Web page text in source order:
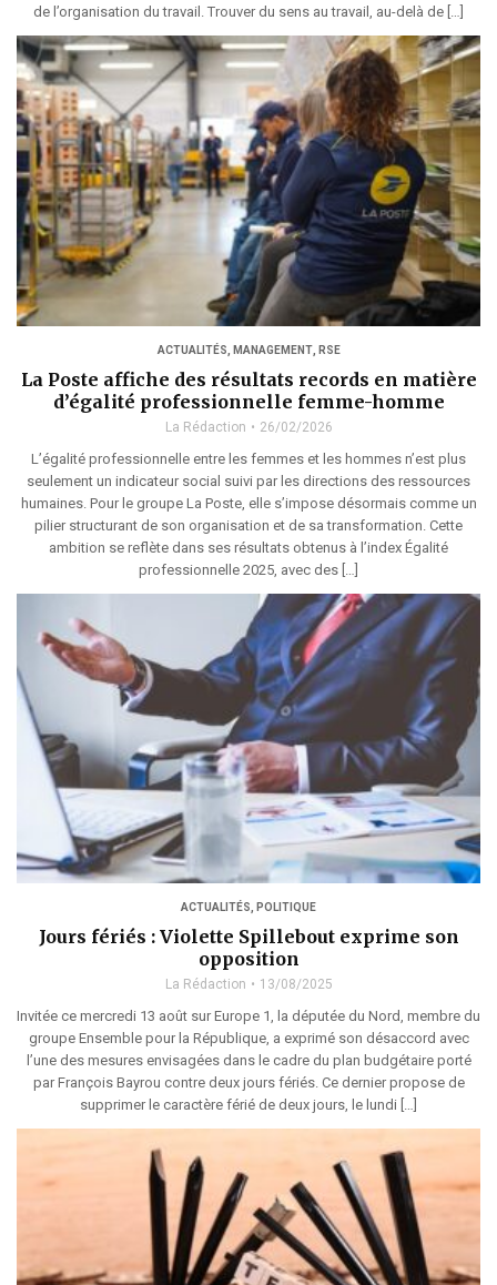
de l’organisation du travail. Trouver du sens au travail, au-delà de […]
ACTUALITÉS MANAGEMENT, RSE
La Poste affiche des résultats records en matière
d’égalité professionnelle femme-homme
La Rédaction 26/02/2026
L’égalité professionnelle entre les femmes et les hommes n’est plus
seulement un indicateur social suivi par les directions des ressources
humaines. Pour le groupe La Poste, elle s’impose désormais comme un
pilier structurant de son organisation et de sa transformation. Cette
ambition se reflète dans ses résultats obtenus à l’index Égalité
professionnelle 2025, avec des […]
ACTUALITÉS POLITIQUE
Jours fériés : Violette Spillebout exprime son
opposition
La Rédaction 13/08/2025
Invitée ce mercredi 13 août sur Europe 1, la députée du Nord, membre du
groupe Ensemble pour la République, a exprimé son désaccord avec
l’une des mesures envisagées dans le cadre du plan budgétaire porté
par François Bayrou contre deux jours fériés. Ce dernier propose de
supprimer le caractère férié de deux jours, le lundi […]